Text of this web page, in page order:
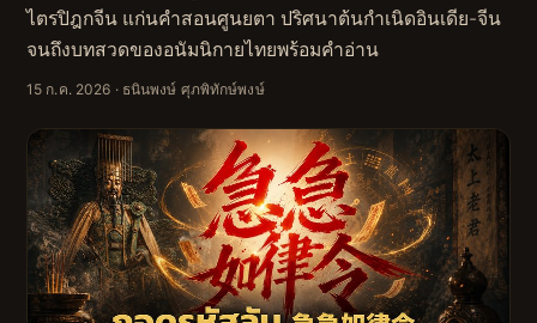
ไตรปิฎกจีน แก่นคำสอนศูนยตา ปริศนาต้นกำเนิดอินเดีย-จีน
จนถึงบทสวดของอนัมนิกายไทยพร้อมคำอ่าน
15 ก.ค. 2026 · ธนินพงษ์ ศุภพิทักษ์พงษ์